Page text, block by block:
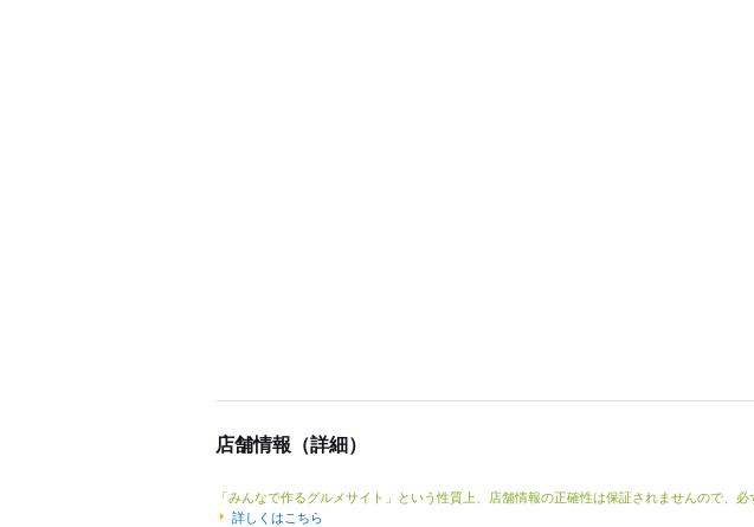
店舗情報（詳細）
「みんなで作るグルメサイト」という性質上、店舗情報の正確性は保証されませんので、必
詳しくはこちら